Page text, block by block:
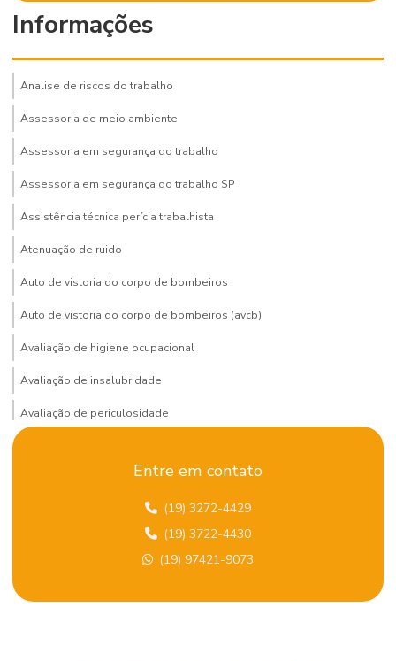
Informações
Analise de riscos do trabalho
Assessoria de meio ambiente
Assessoria em segurança do trabalho
Assessoria em segurança do trabalho SP
Assistência técnica perícia trabalhista
Atenuação de ruido
Auto de vistoria do corpo de bombeiros
Auto de vistoria do corpo de bombeiros (avcb)
Avaliação de higiene ocupacional
Avaliação de insalubridade
Avaliação de periculosidade
Certificação de gestão ambiental
Certificação global em SST
Entre em contato
(19) 3272-4429
(19) 3722-4430
(19) 97421-9073